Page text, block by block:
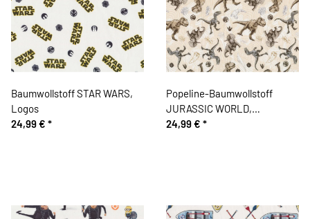
Baumwollstoff STAR WARS,
Logos
24,99 € *
Popeline-Baumwollstoff
JURASSIC WORLD,
Dinosaurier
24,99 € *